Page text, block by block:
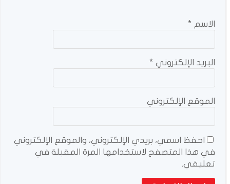
الاسم *
البريد الإلكتروني *
الموقع الإلكتروني
احفظ اسمي، بريدي الإلكتروني، والموقع الإلكتروني
في هذا المتصفح لاستخدامها المرة المقبلة في
تعليقي.